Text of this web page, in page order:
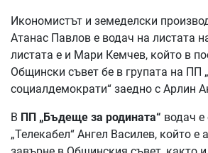
Икономистът и земеделски
Атанас Павлов е водач на листата
листата е и Мари Кемчев, който в
Общински съвет бе в групата на ПП
социалдемократи“ заедно с Арлин
В ПП „Бъдеще за родината“ водач е
„Телекабел“ Ангел Василев, който